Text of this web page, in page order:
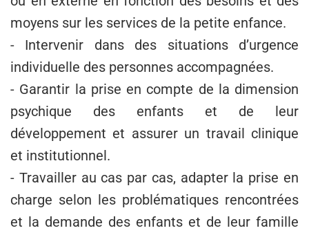
moyens sur les services de la petite enfance.
- Intervenir dans des situations d’urgence
individuelle des personnes accompagnées.
- Garantir la prise en compte de la dimension
psychique des enfants et de leur
développement et assurer un travail clinique
et institutionnel.
- Travailler au cas par cas, adapter la prise en
charge selon les problématiques rencontrées
et la demande des enfants et de leur famille